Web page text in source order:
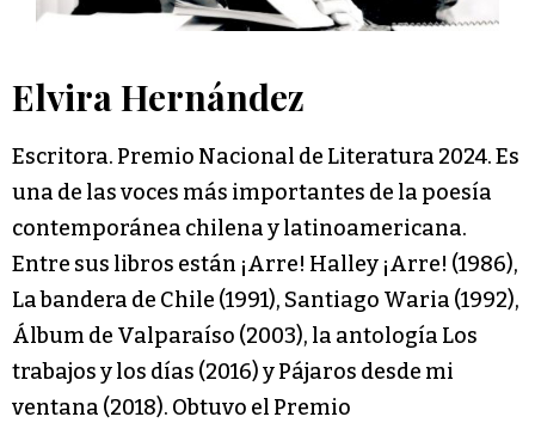
Elvira Hernández
Escritora. Premio Nacional de Literatura 2024. Es
una de las voces más importantes de la poesía
contemporánea chilena y latinoamericana.
Entre sus libros están ¡Arre! Halley ¡Arre! (1986),
La bandera de Chile (1991), Santiago Waria (1992),
Álbum de Valparaíso (2003), la antología Los
trabajos y los días (2016) y Pájaros desde mi
ventana (2018). Obtuvo el Premio